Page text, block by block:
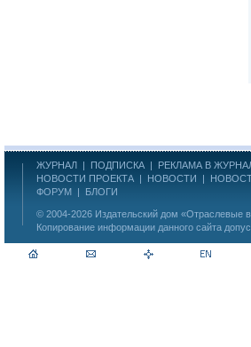
ЖУРНАЛ | ПОДПИСКА | РЕКЛАМА В
НОВОСТИ ПРОЕКТА | НОВОСТИ |
ФОРУМ | БЛОГИ
© 2004-2026 Издательский дом «Отраслевые
Копирование информации данного сайта